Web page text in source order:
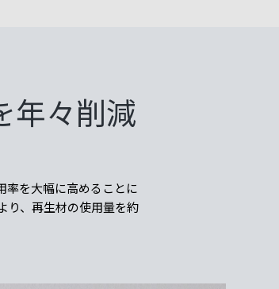
年々削減
率を大幅に高めることに
り、再生材の使用量を約